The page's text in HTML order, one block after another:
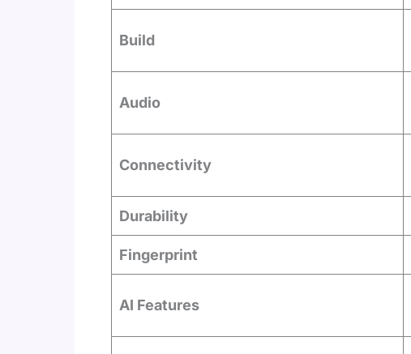
Build
Audio
Connectivity
Durability
Fingerprint
AI Features